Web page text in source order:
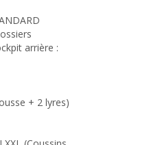
arrière :
+ 2 lyres)